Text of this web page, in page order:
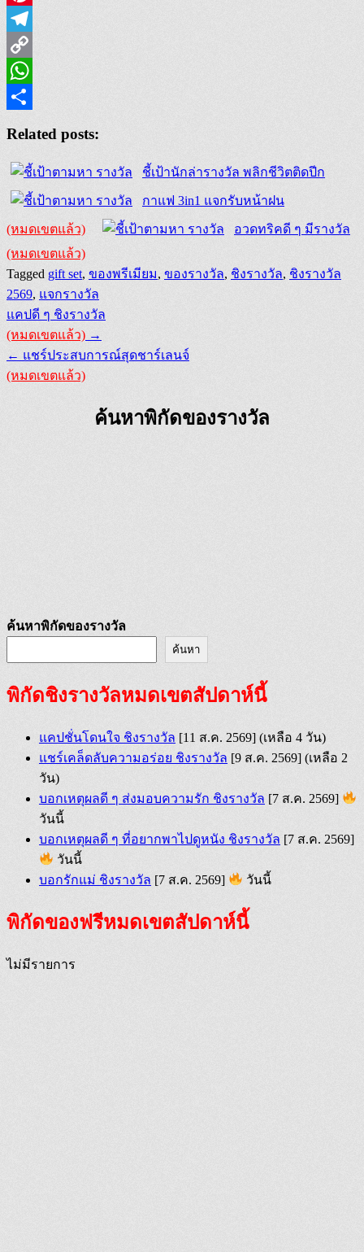
Pinterest
Telegram
Copy
Link
WhatsApp
Related posts:
ชี้เป้านักล่ารางวัล พลิกชีวิตติดปีก
กาแฟ 3in1 แจกรับหน้าฝน
(หมดเขตแล้ว)
อวดทริคดี ๆ มีรางวัล
(หมดเขตแล้ว)
Tagged gift set, ของพรีเมียม, ของรางวัล, ชิงรางวัล, ชิงรางวัล
2569, แจกรางวัล
Post
navigation
แคปดี ๆ ชิงรางวัล
(หมดเขตแล้ว) →
← แชร์ประสบการณ์สุดชาร์เลนจ์
(หมดเขตแล้ว)
ค้นหาพิกัดของรางวัล
ค้นหาพิกัดของรางวัล
ค้นหา
พิกัดชิงรางวัลหมดเขตสัปดาห์นี้
แคปชั่นโดนใจ ชิงรางวัล [11 ส.ค. 2569] (เหลือ 4 วัน)
แชร์เคล็ดลับความอร่อย ชิงรางวัล [9 ส.ค. 2569] (เหลือ 2
วัน)
บอกเหตุผลดี ๆ ส่งมอบความรัก ชิงรางวัล [7 ส.ค. 2569]
วันนี้
บอกเหตุผลดี ๆ ที่อยากพาไปดูหนัง ชิงรางวัล [7 ส.ค. 2569]
วันนี้
บอกรักแม่ ชิงรางวัล [7 ส.ค. 2569] วันนี้
พิกัดของฟรีหมดเขตสัปดาห์นี้
ไม่มีรายการ